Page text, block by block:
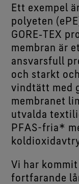
Ett exempel
polyeten
GORE‑TEX
membran är
ansvarsfull
och starkt
vindtätt med
membranet
utvalda
PFAS-fria*
Vi har
fortfarande